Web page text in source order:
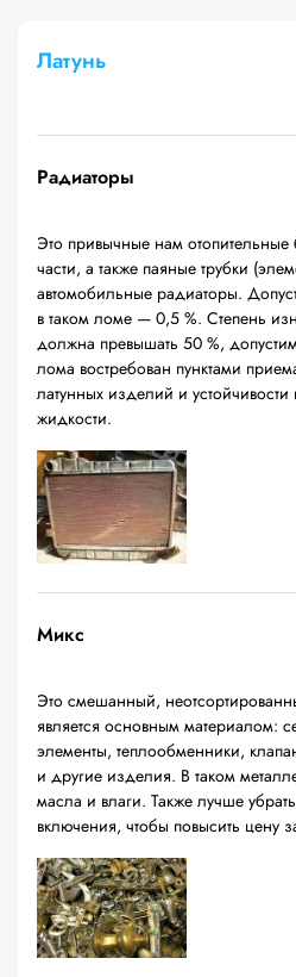
Латунь
Радиаторы
Это привычные нам
части, а также паяные трубки
автомобильные радиаторы.
в таком ломе — 0,5 %. Степень
должна превышать 50 %,
лома востребован пунктами
латунных изделий и
жидкости.
Микс
Это смешанный,
является основным материалом:
элементы, теплообменники,
и другие изделия. В таком
масла и влаги. Также лучше
включения, чтобы повысить цену